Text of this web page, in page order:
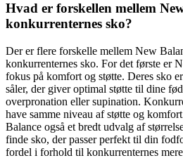
Hvad er forskellen mellem
konkurrenternes sko?
Der er flere forskelle mellem New
konkurrenternes sko. For det første er
fokus på komfort og støtte. Deres sko
såler, der giver optimal støtte til dine
overpronation eller supination.
have samme niveau af støtte og
Balance også et bredt udvalg af
finde sko, der passer perfekt til din
fordel i forhold til konkurrenternes